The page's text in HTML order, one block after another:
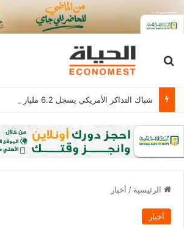
بحث عن
شباك التذاكر الأمريكي يسجل 6.2 مليار دولار
الرئيسية / أخبار
أخبار